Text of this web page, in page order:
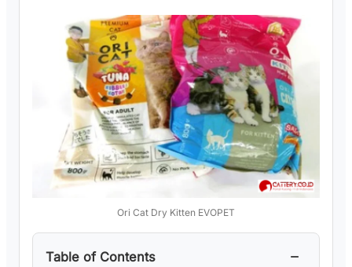
Ori Cat Dry Kitten EVOPET
Table of Contents −